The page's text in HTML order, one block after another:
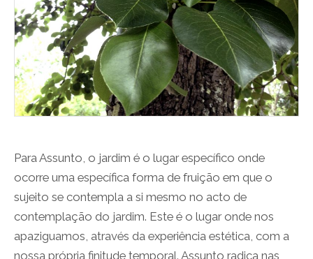
Para Assunto, o jardim é o lugar específico onde
ocorre uma específica forma de fruição em que o
sujeito se contempla a si mesmo no acto de
contemplação do jardim. Este é o lugar onde nos
apaziguamos, através da experiência estética, com a
nossa própria finitude temporal. Assunto radica nas